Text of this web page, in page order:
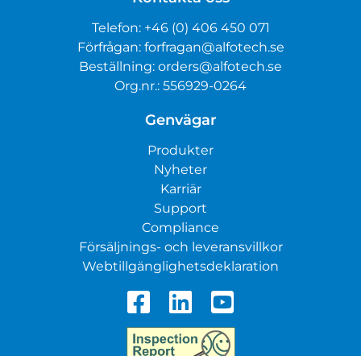
Telefon: +46 (0) 406 450 071
Förfrågan: forfragan@alfotech.se
Beställning: orders@alfotech.se
Org.nr.: 556929-0264
Genvägar
Produkter
Nyheter
Karriär
Support
Compliance
Försäljnings- och leveransvillkor
Webtillgänglighetsdeklaration